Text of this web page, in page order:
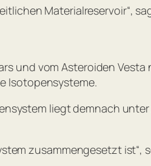
Materialreservoir“,
und vom Asteroiden
Isotopensysteme.
liegt demnach
zusammengesetzt ist“,